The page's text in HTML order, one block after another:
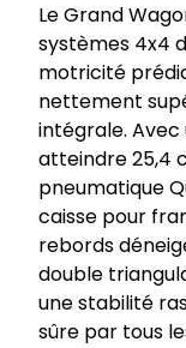
Le Grand
systèmes 4x4
motricité
nettement
intégrale. Avec
atteindre 25,4
pneumatique
caisse pour
rebords
double
une stabilité
sûre par tous